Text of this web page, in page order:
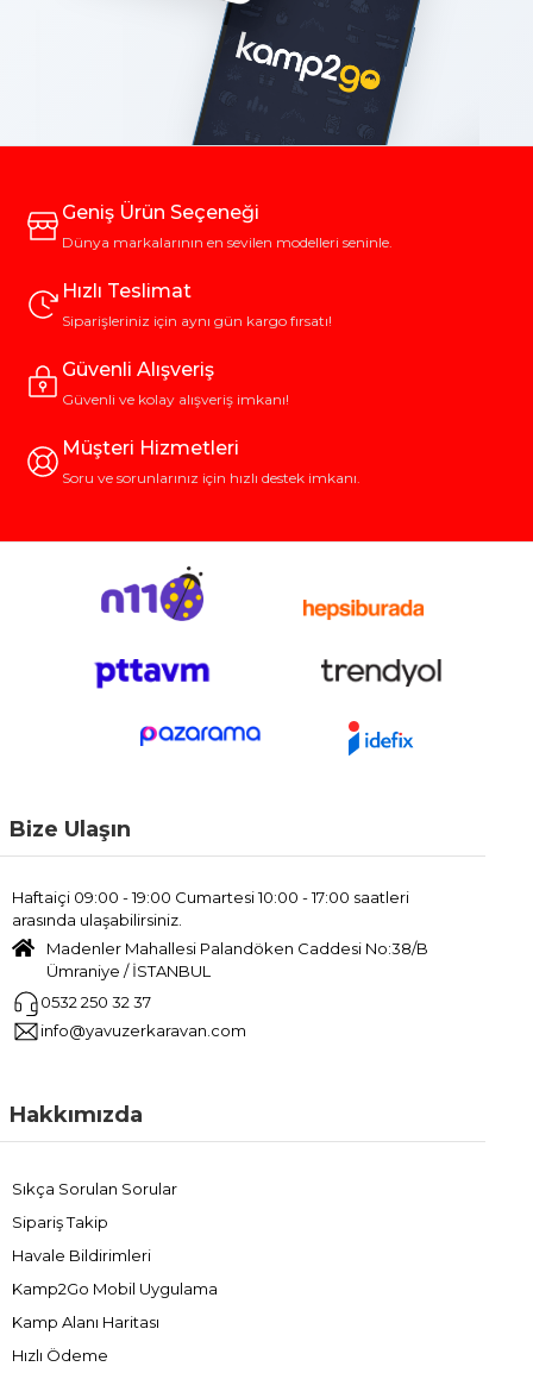
Geniş Ürün Seçeneği
Dünya markalarının en sevilen modelleri seninle.
Hızlı Teslimat
Siparişleriniz için aynı gün kargo fırsatı!
Güvenli Alışveriş
Güvenli ve kolay alışveriş imkanı!
Müşteri Hizmetleri
Soru ve sorunlarınız için hızlı destek imkanı.
Bize Ulaşın
Haftaiçi 09:00 - 19:00 Cumartesi 10:00 - 17:00 saatleri
arasında ulaşabilirsiniz.
Madenler Mahallesi Palandöken Caddesi No:38/B
Ümraniye / İSTANBUL
0532 250 32 37
info@yavuzerkaravan.com
Hakkımızda
Sıkça Sorulan Sorular
Sipariş Takip
Havale Bildirimleri
Kamp2Go Mobil Uygulama
Kamp Alanı Haritası
Hızlı Ödeme